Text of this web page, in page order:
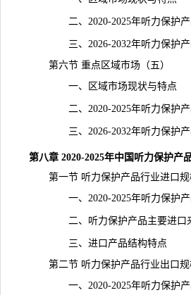
二、2020-2025年听力保护产
三、2026-2032年听力保护产
第六节 重点区域市场（五）
一、区域市场现状与特点
二、2020-2025年听力保护产
三、2026-2032年听力保护产
第八章 2020-2025年中国听力保护产
第一节 听力保护产品行业进口规
一、2020-2025年听力保护产
二、听力保护产品主要进口
三、进口产品结构特点
第二节 听力保护产品行业出口规
一、2020-2025年听力保护产